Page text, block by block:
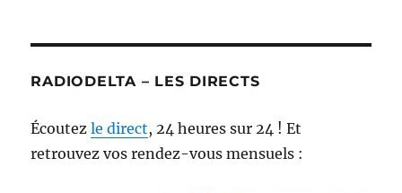
RADIODELTA – LES DIRECTS
Écoutezle direct, 24 heures sur 24 ! Et
retrouvez vos rendez-vous mensuels :